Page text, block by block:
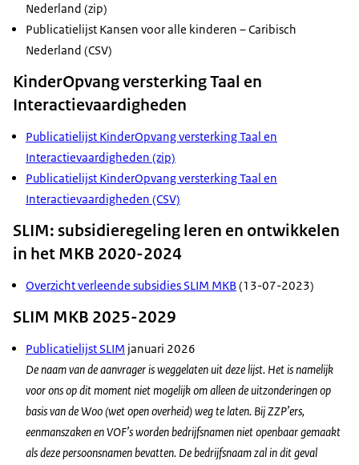
Nederland (zip)
Publicatielijst Kansen voor alle kinderen – Caribisch
Nederland (CSV)
KinderOpvang versterking Taal en
Interactievaardigheden
Publicatielijst KinderOpvang versterking Taal en
Interactievaardigheden (zip)
Publicatielijst KinderOpvang versterking Taal en
Interactievaardigheden (CSV)
SLIM: subsidieregeling leren en ontwikkelen
in het MKB 2020-2024
Overzicht verleende subsidies SLIM MKB(13-07-2023)
SLIM MKB 2025-2029
Publicatielijst SLIM januari 2026
De naam van de aanvrager is weggelaten uit deze lijst. Het is namelijk
voor ons op dit moment niet mogelijk om alleen de uitzonderingen op
basis van de Woo (wet open overheid) weg te laten. Bij ZZP’ers,
eenmanszaken en VOF’s worden bedrijfsnamen niet openbaar gemaakt
als deze persoonsnamen bevatten. De bedrijfsnaam zal in dit geval